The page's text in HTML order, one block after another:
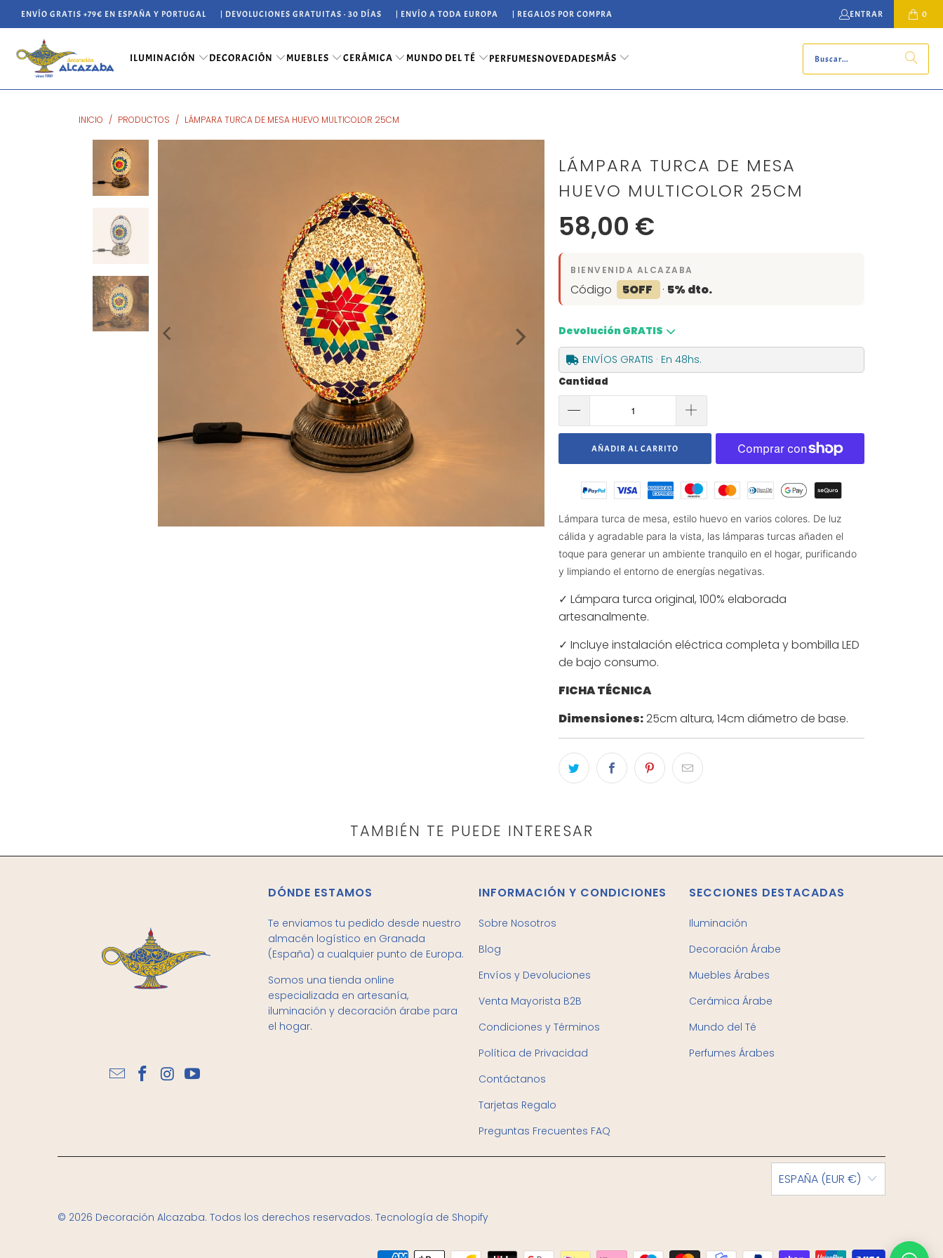
ENVÍO GRATIS +79€ EN ESPAÑA Y PORTUGAL | DEVOLUCIONES GRATUITAS · 30 DÍAS | ENVÍO A TODA EUROPA | REGALOS POR COMPRA ENTRAR 0
ILUMINACIÓN DECORACIÓN MUEBLES CERÁMICA MUNDO DEL TÉ PERFUMESNOVEDADESMÁS
INICIO / PRODUCTOS / LÁMPARA TURCA DE MESA HUEVO MULTICOLOR 25CM
LÁMPARA TURCA DE MESA
HUEVO MULTICOLOR 25CM
58,00 €
BIENVENIDA ALCAZABA
Código 5OFF · 5% dto.
Devolución GRATIS
ENVÍOS GRATIS · En 48hs.
Cantidad
AÑADIR AL CARRITO
Lámpara turca de mesa, estilo huevo en varios colores. De luz
cálida y agradable para la vista, las lámparas turcas añaden el
toque para generar un ambiente tranquilo en el hogar, purificando
y limpiando el entorno de energías negativas.
✓ Lámpara turca original, 100% elaborada
artesanalmente.
✓ Incluye instalación eléctrica completa y bombilla LED
de bajo consumo.
FICHA TÉCNICA
Dimensiones:25cm altura, 14cm diámetro de base.
TAMBIÉN TE PUEDE INTERESAR
DÓNDE ESTAMOS
Te enviamos tu pedido desde nuestro
almacén logístico en Granada
(España) a cualquier punto de Europa.
Somos una tienda online
especializada en artesanía,
iluminación y decoración árabe para
el hogar.
INFORMACIÓN Y CONDICIONES
Sobre Nosotros
Blog
Envíos y Devoluciones
Venta Mayorista B2B
Condiciones y Términos
Política de Privacidad
Contáctanos
Tarjetas Regalo
Preguntas Frecuentes FAQ
SECCIONES DESTACADAS
Iluminación
Decoración Árabe
Muebles Árabes
Cerámica Árabe
Mundo del Té
Perfumes Árabes
ESPAÑA (EUR €)
© 2026 Decoración Alcazaba. Todos los derechos reservados. Tecnología de Shopify